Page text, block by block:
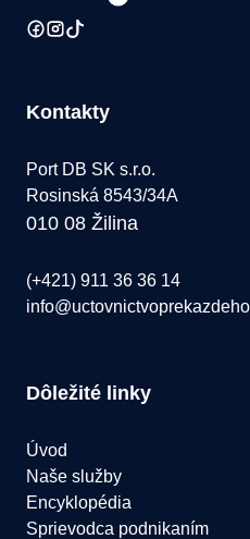
Kontakty
Port DB SK s.r.o.
Rosinská 8543/34A
010 08 Žilina
(+421) 911 36 36 14
Dôležité linky
Úvod
Naše služby
Encyklopédia
Sprievodca podnikaním